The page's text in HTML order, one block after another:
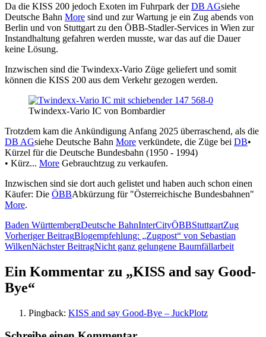
Da die KISS 200 jedoch Exoten im Fuhrpark derDB AGsiehe
Deutsche Bahn More sind und zur Wartung je ein Zug abends von
Berlin und von Stuttgart zu den ÖBB-Stadler-Services in Wien zur
Instandhaltung gefahren werden musste, war das auf die Dauer
keine Lösung.
Inzwischen sind die Twindexx-Vario Züge geliefert und somit
können die KISS 200 aus dem Verkehr gezogen werden.
Twindexx-Vario IC von Bombardier
Trotzdem kam die Ankündigung Anfang 2025 überraschend, als die
DB AGsiehe Deutsche Bahn More verkündete, die Züge bei DB•
Kürzel für die Deutsche Bundesbahn (1950 - 1994)
• Kürz... More Gebrauchtzug zu verkaufen.
Inzwischen sind sie dort auch gelistet und haben auch schon einen
Käufer: Die ÖBBAbkürzung für "Österreichische Bundesbahnen"
More.
Baden WürttembergDeutsche BahnInterCityÖBBStuttgartZug
Beitragsnavigation
Vorheriger BeitragBlogempfehlung: „Zugpost“ von Sebastian
WilkenNächster BeitragNicht ganz gelungene Baumfällarbeit
Ein Kommentar zu „KISS and say Good-
Bye“
Pingback: KISS and say Good-Bye – JuckPlotz